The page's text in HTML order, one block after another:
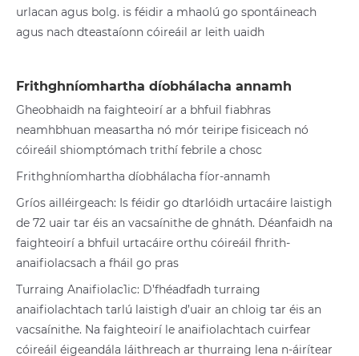
urlacan agus bolg. is féidir a mhaolú go spontáineach
agus nach dteastaíonn cóireáil ar leith uaidh
Frithghníomhartha díobhálacha annamh
Gheobhaidh na faighteoirí ar a bhfuil fiabhras
neamhbhuan measartha nó mór teiripe fisiceach nó
cóireáil shiomptómach trithí febrile a chosc
Frithghníomhartha díobhálacha fíor-annamh
Gríos ailléirgeach: Is féidir go dtarlóidh urtacáire laistigh
de 72 uair tar éis an vacsaínithe de ghnáth. Déanfaidh na
faighteoirí a bhfuil urtacáire orthu cóireáil fhrith-
anaifiolacsach a fháil go pras
Turraing Anaifiolac1ic: D’fhéadfadh turraing
anaifiolachtach tarlú laistigh d’uair an chloig tar éis an
vacsaínithe. Na faighteoirí le anaifiolachtach cuirfear
cóireáil éigeandála láithreach ar thurraing lena n-áirítear